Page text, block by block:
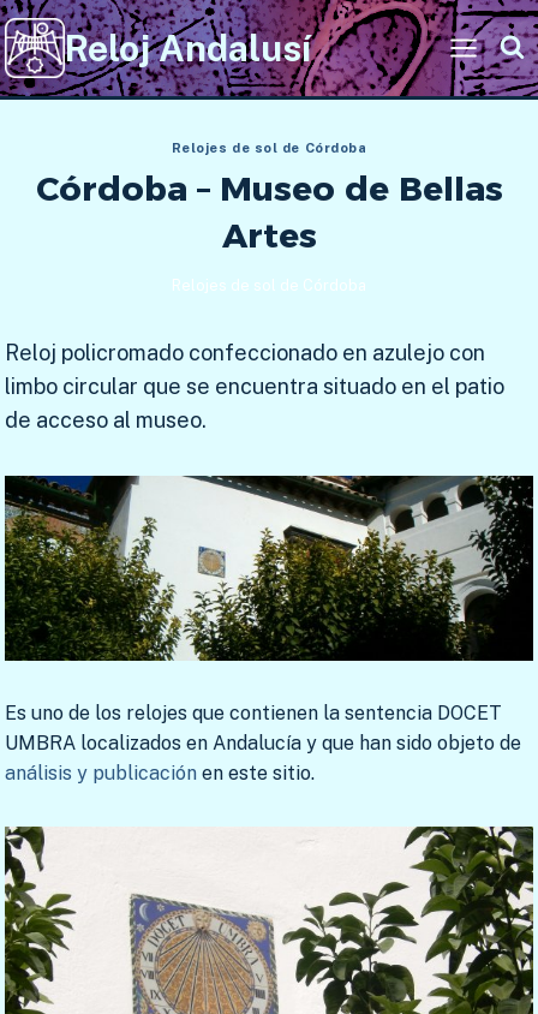
Saltar
al
contenido
Reloj Andalusí
Relojes de sol de Córdoba
Córdoba – Museo de Bellas
Artes
Relojes de sol de Córdoba
Reloj policromado confeccionado en azulejo con
limbo circular que se encuentra situado en el patio
de acceso al museo.
Es uno de los relojes que contienen la sentencia DOCET
UMBRA localizados en Andalucía y que han sido objeto de
análisis y publicación en este sitio.